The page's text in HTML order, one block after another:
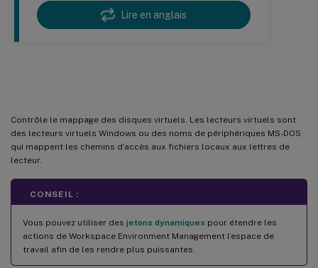
Lire en anglais
Contrôle le mappage des disques virtuels. Les lecteurs virtuels sont
des lecteurs virtuels Windows ou des noms de périphériques MS-DOS
qui mappent les chemins d’accès aux fichiers locaux aux lettres de
lecteur.
CONSEIL :
Vous pouvez utiliser des jetons dynamiques pour étendre les
actions de Workspace Environment Management l’espace de
travail afin de les rendre plus puissantes.